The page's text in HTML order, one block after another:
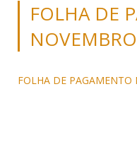
FOLHA DE
FOLHA DE PAGAMENTO